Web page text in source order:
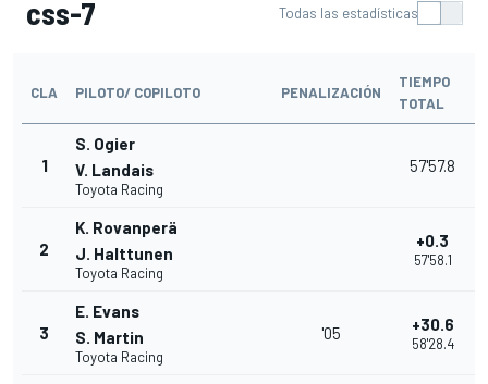
css-7 Todas las estadísticas
CLA PILOTO/ COPILOTO PENALIZACIÓN
TIEMPO
TOTAL
1
S. Ogier
V. Landais
Toyota Racing
57'57.8
2
K. Rovanperä
J. Halttunen
Toyota Racing
+0.3
57'58.1
3
E. Evans
S. Martin
Toyota Racing
'05 +30.6
58'28.4